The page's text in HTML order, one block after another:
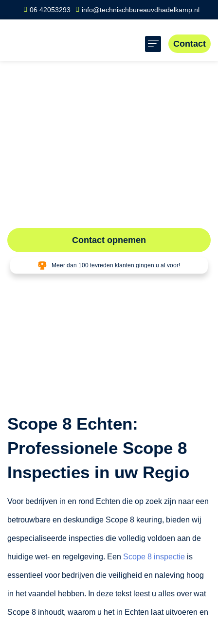
06 42053293 info@technischbureauvdhadelkamp.nl
Contact
Contact opnemen
Meer dan 100 tevreden klanten gingen u al voor!
Scope 8 Echten:
Professionele Scope 8
Inspecties in uw Regio
Voor bedrijven in en rond Echten die op zoek zijn naar een
betrouwbare en deskundige Scope 8 keuring, bieden wij
gespecialiseerde inspecties die volledig voldoen aan de
huidige wet- en regelgeving. Een Scope 8 inspectie is
essentieel voor bedrijven die veiligheid en naleving hoog
in het vaandel hebben. In deze tekst leest u alles over wat
Scope 8 inhoudt, waarom u het in Echten laat uitvoeren en